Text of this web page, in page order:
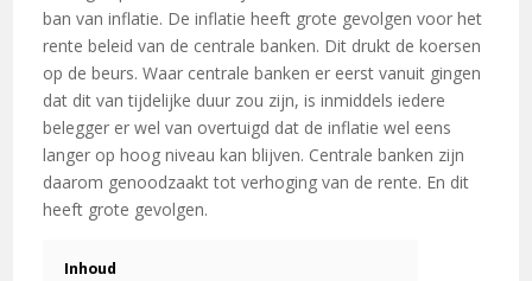
ban van inflatie. De inflatie heeft grote gevolgen voor het
rente beleid van de centrale banken. Dit drukt de koersen
op de beurs. Waar centrale banken er eerst vanuit gingen
dat dit van tijdelijke duur zou zijn, is inmiddels iedere
belegger er wel van overtuigd dat de inflatie wel eens
langer op hoog niveau kan blijven. Centrale banken zijn
daarom genoodzaakt tot verhoging van de rente. En dit
heeft grote gevolgen.
Inhoud